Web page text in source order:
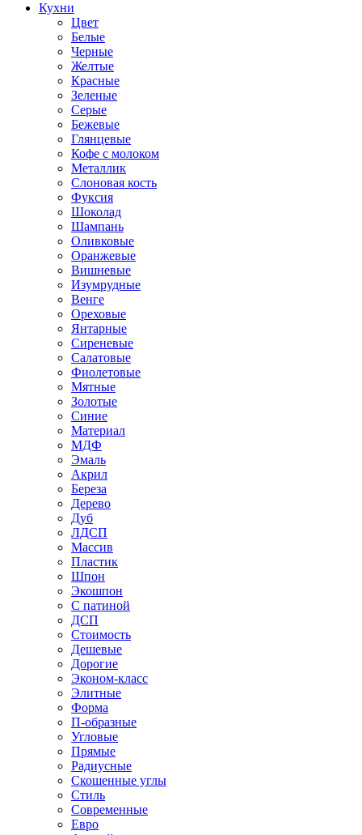
Кухни
Цвет
Белые
Черные
Желтые
Красные
Зеленые
Серые
Бежевые
Глянцевые
Кофе с молоком
Металлик
Слоновая кость
Фуксия
Шоколад
Шампань
Оливковые
Оранжевые
Вишневые
Изумрудные
Венге
Ореховые
Янтарные
Сиреневые
Салатовые
Фиолетовые
Мятные
Золотые
Синие
Материал
МДФ
Эмаль
Акрил
Береза
Дерево
Дуб
ЛДСП
Массив
Пластик
Шпон
Экошпон
С патиной
ДСП
Стоимость
Дешевые
Дорогие
Эконом-класс
Элитные
Форма
П-образные
Угловые
Прямые
Радиусные
Скошенные углы
Стиль
Современные
Евро